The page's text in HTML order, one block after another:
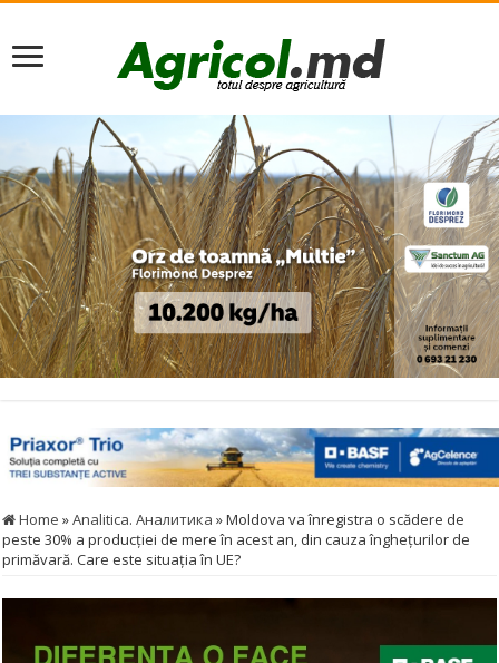
Home »Analitica. Аналитика »Moldova va înregistra o scădere de
peste 30% a producției de mere în acest an, din cauza înghețurilor de
primăvară. Care este situația în UE?